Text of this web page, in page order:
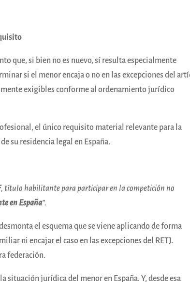
que, si bien no es nuevo, sí resulta especialmente
si el menor encaja o no en las excepciones del
exigibles conforme al ordenamiento jurídico
el único requisito material relevante para la
su residencia legal en España.
, título habilitante para participar en la competición no
en España”.
el esquema que se viene aplicando de forma
ni encajar el caso en las excepciones del RETJ.
federación.
situación jurídica del menor en España. Y, desde esa